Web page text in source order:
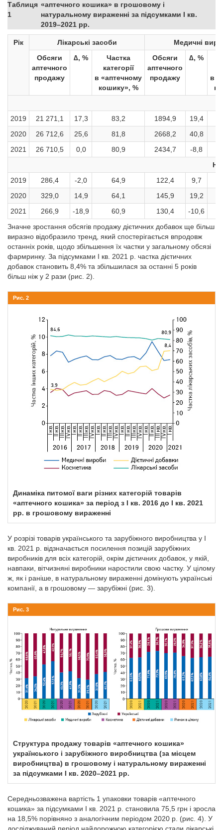
Таблиця
1
«аптечного кошика» в грошовому і
натуральному вираженні за підсумками І кв.
2019–2021 рр.
Рік Лікарські засоби
Медичні
Обсяги
аптечного
продажу
∆, %
Частка
категорії
в «аптечному
кошику», %
Обсяги
аптечного
продажу
∆, %
в
2019 21 271,1 17,3 83,2 1894,9
19,4
2020
26 712,6 25,6 81,8 2668,2
40,8
2021
26 710,5 0,0 80,9 2434,7
-8,8
2019
286,4 -2,0 64,9 122,4
9,7
2020
329,0 14,9 64,1 145,9
19,2
2021
266,9 -18,9 60,9 130,4
-10,6
Значне зростання обсягів продажу дієтичних добавок ще більш
виразно відобразило тренд, який спостерігається впродовж
останніх років, щодо збільшення їх частки у загальному обсязі
фармринку. За підсумками І кв. 2021 р. частка дієтичних
добавок становить 8,4% та збільшилася за останні 5 років
більш ніж у 2 рази (рис. 2).
Рис. 2
Динаміка питомої ваги різних категорій товарів
«аптечного кошика» за період з I кв. 2016 до I кв. 2021
рр. в грошовому вираженні
У розрізі товарів українського та зарубіжного виробництва у І
кв. 2021 р. відзначається посилення позицій зарубіжних
виробників для всіх категорій, окрім дієтичних добавок, у якій,
навпаки, вітчизняні виробники наростили свою частку. У цілому
ж, як і раніше, в натуральному вираженні домінують українські
компанії, а в грошовому — зарубіжні (рис. 3).
Рис. 3
Структура продажу товарів «аптечного кошика»
українського і зарубіжного виробництва (за місцем
виробництва) в грошовому і натуральному вираженні
за підсумками І кв. 2020–2021 рр.
Середньозважена вартість 1 упаковки товарів «аптечного
кошика» за підсумками І кв. 2021 р. становила 75,5 грн і зросла
на 18,5% порівняно з аналогічним періодом 2020 р. (рис. 4). У